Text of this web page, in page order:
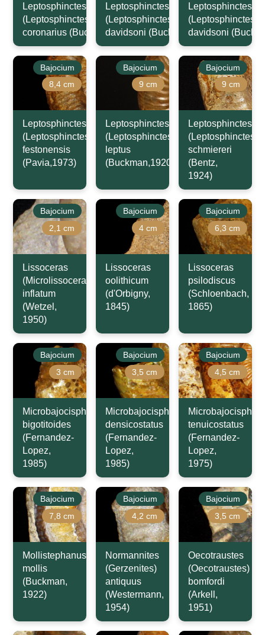
Leptosphinctes
(Leptosphinctes)
coronarius (Buckman,1921)
Leptosphinctes
(Leptosphinctes)
davidsoni (Buckman,1881)
Leptosphinctes
(Leptosphinctes)
davidsoni
Bajocium
8,4 cm
Leptosphinctes
(Leptosphinctes)
festonensis
(Pavia,1973)
Bajocium
9 cm
Leptosphinctes
(Leptosphinctes)
leptus
(Buckman,1920)
Bajocium
9 cm
Leptosphinctes
(Leptosphinctes)
schmiereri
(Bentz,
1924)
Bajocium
2,1 cm
Lissoceras
(Microlissoceras)
inflatum
(Wetzel,
1950)
Bajocium
4 cm
Lissoceras
oolithicum
(d'Orbigny,
1845)
Bajocium
6,3 cm
Lissoceras
psilodiscus
(Schloenbach,
1865)
Bajocium
3 cm
Microbajocisphinctes
bigotitoides
(Fernandez-
Lopez,
1985)
Bajocium
3,5 cm
Microbajocisphinctes
densicostatus
(Fernandez-
Lopez,
1985)
Bajocium
4,5 cm
tenuicostatus
(Fernandez-
Lopez,
1975)
Bajocium
7,8 cm
Mollistephanus
mollis
(Buckman,
1922)
Bajocium
4,2 cm
Normannites
(Gerzenites)
antiquus
(Westermann,
1954)
Bajocium
3,5 cm
Oecotraustes
(Oecotraustes)
bomfordi
(Arkell,
1951)